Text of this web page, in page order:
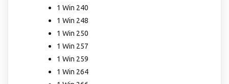
1 Win 240
1 Win 248
1 Win 250
1 Win 257
1 Win 259
1 Win 264